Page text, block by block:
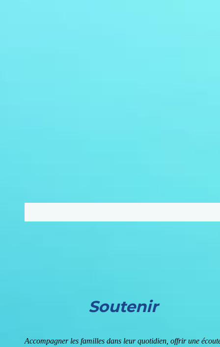
Soutenir
Accompagner les familles dans leur quotidien, offrir une